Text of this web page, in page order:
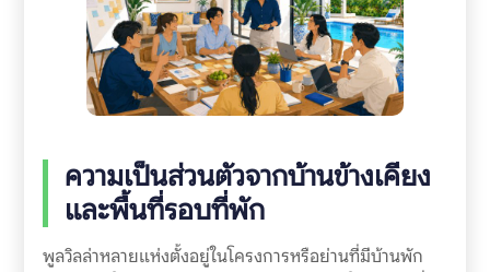
ความเป็นส่วนตัวจากบ้านข้างเคียง
และพื้นที่รอบที่พัก
พูลวิลล่าหลายแห่งตั้งอยู่ในโครงการหรือย่านที่มีบ้านพัก